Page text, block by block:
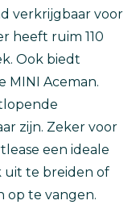
verkrijgbaar voor
heeft ruim 110
Ook biedt
MINI Aceman.
zijn. Zeker voor
een ideale
uit te breiden of
op te vangen.